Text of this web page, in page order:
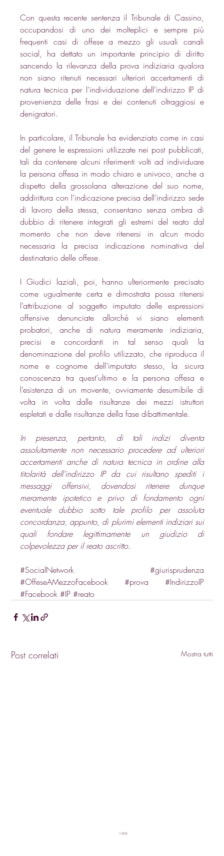
Con questa recente sentenza il Tribunale di Cassino,
occupandosi di uno dei molteplici e sempre più
frequenti casi di offese a mezzo gli usuali canali
social, ha dettato un importante principio di diritto
sancendo la rilevanza della prova indiziaria qualora
non siano ritenuti necessari ulteriori accertamenti di
natura tecnica per l’individuazione dell’indirizzo IP di
provenienza delle frasi e dei contenuti oltraggiosi e
denigratori.
In particolare, il Tribunale ha evidenziato come in casi
del genere le espressioni utilizzate nei post pubblicati,
tali da contenere alcuni riferimenti volti ad individuare
la persona offesa in modo chiaro e univoco, anche a
dispetto della grossolana alterazione del suo nome,
addirittura con l’indicazione precisa dell’indirizzo sede
di lavoro della stessa, consentano senza ombra di
dubbio di ritenere integrati gli estremi del reato dal
momento che non deve ritenersi in alcun modo
necessaria la precisa indicazione nominativa del
destinatario delle offese.
I Giudici laziali, poi, hanno ulteriormente precisato
come ugualmente certa e dimostrata possa ritenersi
l’attribuzione al soggetto imputato delle espressioni
offensive denunciate allorché vi siano elementi
probatori, anche di natura meramente indiziaria,
precisi e concordanti in tal senso quali la
denominazione del profilo utilizzato, che riproduca il
nome e cognome dell’imputato stesso, la sicura
conoscenza tra quest’ultimo e la persona offesa e
l’esistenza di un movente, ovviamente desumibile di
volta in volta dalle risultanze dei mezzi istruttori
espletati e dalle risultanze della fase dibattimentale.
In presenza, pertanto, di tali indizi diventa
assolutamente non necessario procedere ad ulteriori
accertamenti anche di natura tecnica in ordine alla
titolarità dell’indirizzo IP da cui risultano spediti i
messaggi offensivi, dovendosi ritenere dunque
meramente ipotetico e privo di fondamento ogni
eventuale dubbio sotto tale profilo per assoluta
concordanza, appunto, di plurimi elementi indiziari sui
quali fondare legittimamente un giudizio di
colpevolezza per il reato ascritto.
#SocialNetwork
#giurisprudenza
#OffeseAMezzoFacebook
#prova
#IndirizzoIP
#Facebook #IP #reato
Post correlati Mostra tutti